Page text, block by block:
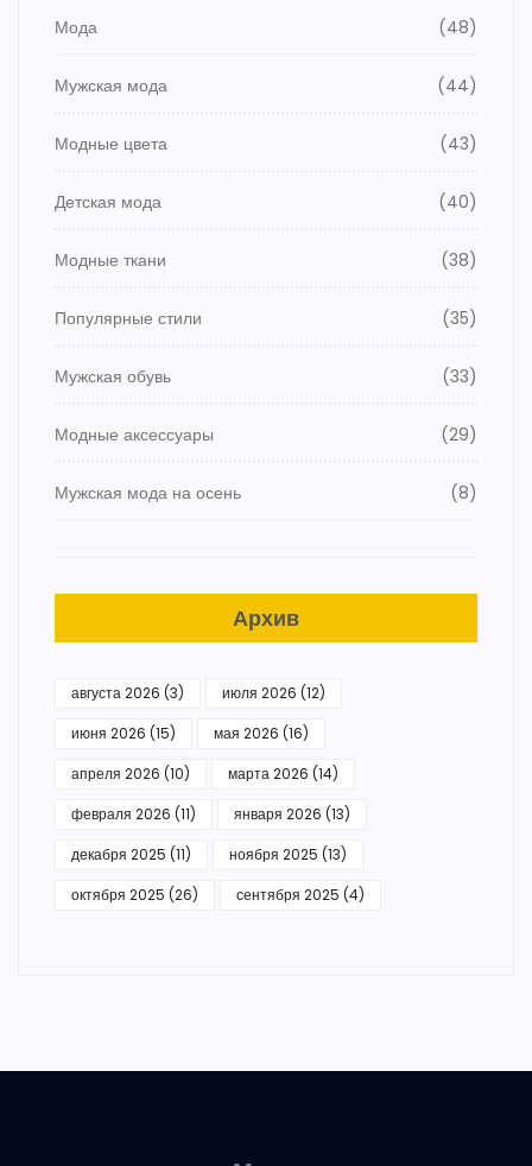
Мода (48)
Мужская мода (44)
Модные цвета (43)
Детская мода (40)
Модные ткани (38)
Популярные стили (35)
Мужская обувь (33)
Модные аксессуары (29)
Мужская мода на осень (8)
Архив
августа 2026 (3) июля 2026 (12)
июня 2026 (15) мая 2026 (16)
апреля 2026 (10) марта 2026 (14)
февраля 2026 (11) января 2026 (13)
декабря 2025 (11) ноября 2025 (13)
октября 2025 (26) сентября 2025 (4)